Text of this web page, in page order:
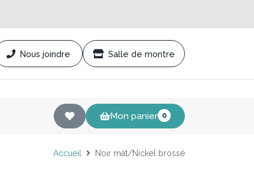
Nous joindre Salle de montre
Mon panier 0
Accueil Noir mat/Nickel brossé